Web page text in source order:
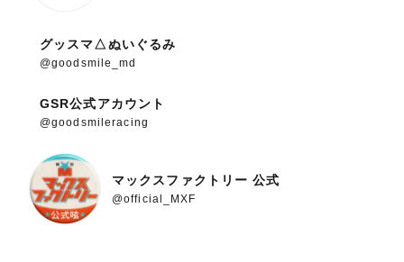
グッスマ△ぬいぐるみ
@goodsmile_md
GSR公式アカウント
@goodsmileracing
マックスファクトリー 公式
@official_MXF